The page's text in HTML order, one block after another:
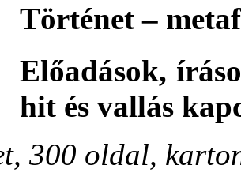
Történet –
Előadások,
hit és vallás
300 oldal,